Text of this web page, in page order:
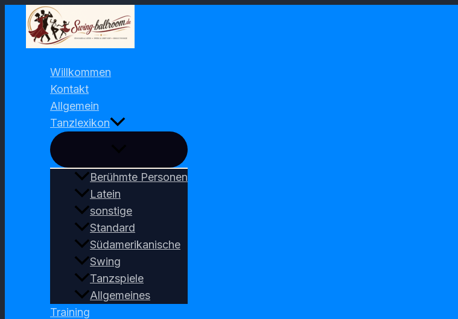
Inhalt
springen
Willkommen
Kontakt
Allgemein
Tanzlexikon
Berühmte Personen
Latein
sonstige
Standard
Südamerikanische
Swing
Tanzspiele
Allgemeines
Training